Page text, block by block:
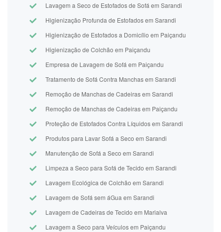
Lavagem a Seco de Estofados de Sofá em Sarandi
Higienização Profunda de Estofados em Sarandi
Higienização de Estofados a Domicílio em Paiçandu
Higienização de Colchão em Paiçandu
Empresa de Lavagem de Sofá em Paiçandu
Tratamento de Sofá Contra Manchas em Sarandi
Remoção de Manchas de Cadeiras em Sarandi
Remoção de Manchas de Cadeiras em Paiçandu
Proteção de Estofados Contra Líquidos em Sarandi
Produtos para Lavar Sofá a Seco em Sarandi
Manutenção de Sofá a Seco em Sarandi
Limpeza a Seco para Sofá de Tecido em Sarandi
Lavagem Ecológica de Colchão em Sarandi
Lavagem de Sofá sem áGua em Sarandi
Lavagem de Cadeiras de Tecido em Marialva
Lavagem a Seco para Veículos em Paiçandu